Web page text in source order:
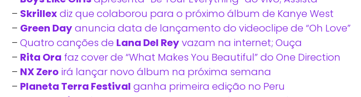
– Skrillexdiz que colaborou para o próximo álbum de Kanye West
– Green Dayanuncia data de lançamento do videoclipe de “Oh Love”
– Quatro canções de Lana Del Reyvazam na internet; Ouça
– Rita Ora faz cover de “What Makes You Beautiful” do One Direction
– NX Zero irá lançar novo álbum na próxima semana
– Planeta Terra Festival ganha primeira edição no Peru